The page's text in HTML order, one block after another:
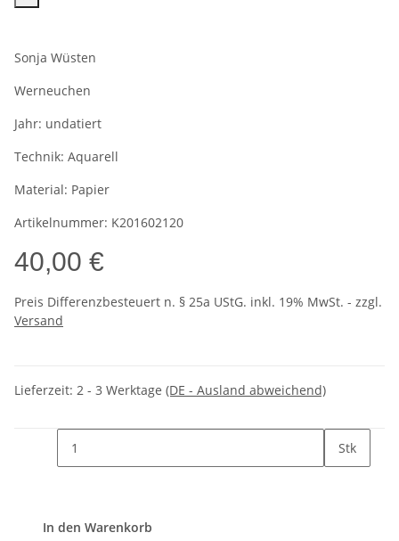
Sonja Wüsten
Werneuchen
Jahr: undatiert
Technik: Aquarell
Material: Papier
Artikelnummer: K201602120
40,00 €
Preis Differenzbesteuert n. § 25a UStG. inkl. 19% MwSt. - zzgl.
Versand
Lieferzeit: 2 - 3 Werktage (DE - Ausland abweichend)
Stk
In den Warenkorb